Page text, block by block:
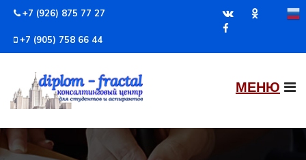
+7 (926) 875 77 27
+7 (905) 758 66 44